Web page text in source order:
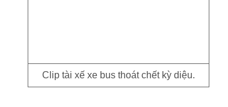
Clip tài xế xe bus thoát chết kỳ diệu.